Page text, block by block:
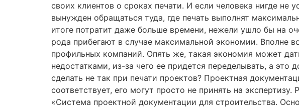
своих клиентов о сроках печати. И если человека нигде не
вынужден обращаться туда, где печать выполнят
итоге потратит даже больше времени, нежели ушло бы на
рода прибегают в случае максимальной экономии. Вполне
профильных компаний. Опять же, такая экономия может
недостатками, из-за чего ее придется переделывать, а
сделать не так при печати проектов? Проектная
соответствует, его могут просто не принять на
«Система проектной документации для строительства.